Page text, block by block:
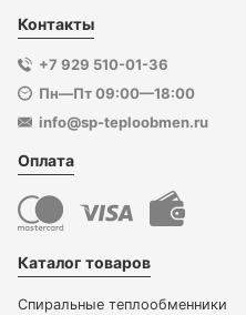
Контакты
+7 929 510-01-36
Пн—Пт 09:00—18:00
info@sp-teploobmen.ru
Оплата
Каталог товаров
Спиральные теплообменники